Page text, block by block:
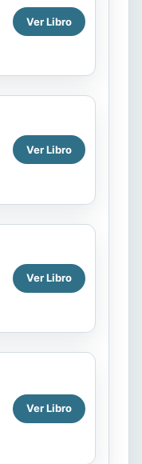
Ver Libro
Ver Libro
Ver Libro
Ver Libro